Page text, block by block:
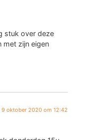
stuk over deze
met zijn eigen
9 oktober 2020 om 12:42